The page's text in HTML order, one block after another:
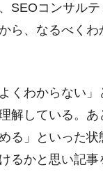
SEOコンサル
ら、なるべく
くわからない」
解している。あ
る」といった
るかと思い記事